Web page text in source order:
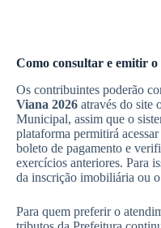
Como consultar e emitir
Os contribuintes poderão
Viana 2026 através do site
Municipal, assim que o
plataforma permitirá
boleto de pagamento e
exercícios anteriores. Para
da inscrição imobiliária ou
Para quem preferir o